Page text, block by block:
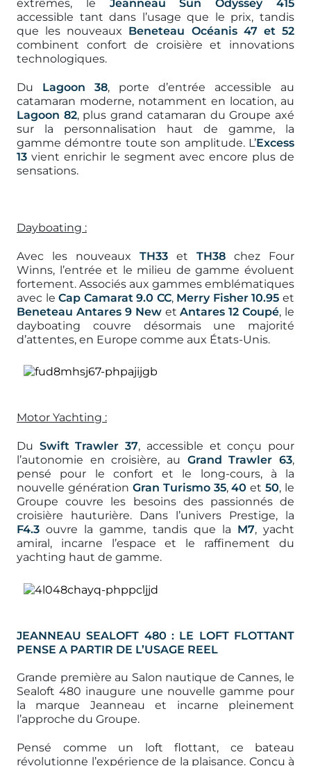
extrêmes, le Jeanneau Sun Odyssey 415
accessible tant dans l’usage que le prix, tandis
que les nouveaux Beneteau Océanis 47 et 52
combinent confort de croisière et innovations
technologiques.
Du Lagoon 38, porte d’entrée accessible au
catamaran moderne, notamment en location, au
Lagoon 82, plus grand catamaran du Groupe axé
sur la personnalisation haut de gamme, la
gamme démontre toute son amplitude. L’Excess
13 vient enrichir le segment avec encore plus de
sensations.
Dayboating :
Avec les nouveaux TH33 et TH38 chez Four
Winns, l’entrée et le milieu de gamme évoluent
fortement. Associés aux gammes emblématiques
avec leCap Camarat 9.0 CC, Merry Fisher 10.95 et
Beneteau Antares 9 NewetAntares 12 Coupé, le
dayboating couvre désormais une majorité
d’attentes, en Europe comme aux États-Unis.
Motor Yachting :
Du Swift Trawler 37, accessible et conçu pour
l’autonomie en croisière, au Grand Trawler 63,
pensé pour le confort et le long-cours, à la
nouvelle génération Gran Turismo 35,40 et50, le
Groupe couvre les besoins des passionnés de
croisière hauturière. Dans l’univers Prestige, la
F4.3 ouvre la gamme, tandis que la M7, yacht
amiral, incarne l’espace et le raffinement du
yachting haut de gamme.
JEANNEAU SEALOFT 480 : LE LOFT FLOTTANT
PENSE A PARTIR DE L’USAGE REEL
Grande première au Salon nautique de Cannes, le
Sealoft 480 inaugure une nouvelle gamme pour
la marque Jeanneau et incarne pleinement
l’approche du Groupe.
Pensé comme un loft flottant, ce bateau
révolutionne l’expérience de la plaisance. Conçu à